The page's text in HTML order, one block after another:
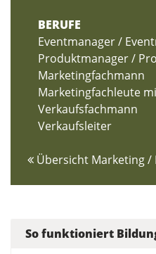
BERUFE
Eventmanager /
Produktmanager /
Marketingfachmann
Marketingfachleute
Verkaufsfachmann
Verkaufsleiter
Übersicht Marketing /
So funktioniert